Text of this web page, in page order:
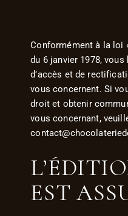
Conformément à la loi
du 6 janvier 1978, vous
d’accès et de
vous concernent. Si
droit et obtenir
vous concernant,
EST